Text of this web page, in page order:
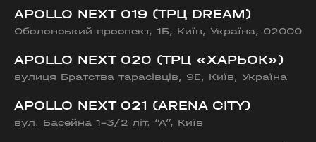
APOLLO NEXT 019 (ТРЦ DREAM)
Оболонський проспект, 1Б, Київ, Україна, 02000
APOLLO NEXT 020 (ТРЦ «ХАРЬОК»)
вулиця Братства тарасівців, 9Е, Київ, Україна
APOLLO NEXT 021 (ARENA CITY)
вул. Басейна 1-3/2 літ. “А”, Київ